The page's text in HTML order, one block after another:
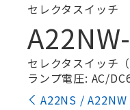
セレクタスイッチ
セレクタスイッチ
ランプ電圧: AC/
A22NS /